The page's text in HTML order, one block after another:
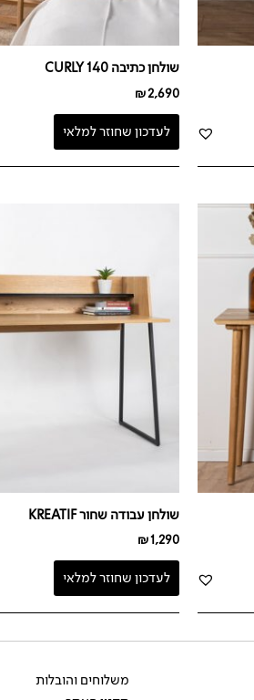
שולחן כתיבה 140 CURLY
₪2,690
לעדכון שחוזר למלאי
שולחן עבודה שחור KREATIF
₪1,290
לעדכון שחוזר למלאי
משלוחים והובלות